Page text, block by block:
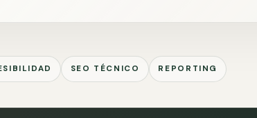
SEO TÉCNICO REPORTING